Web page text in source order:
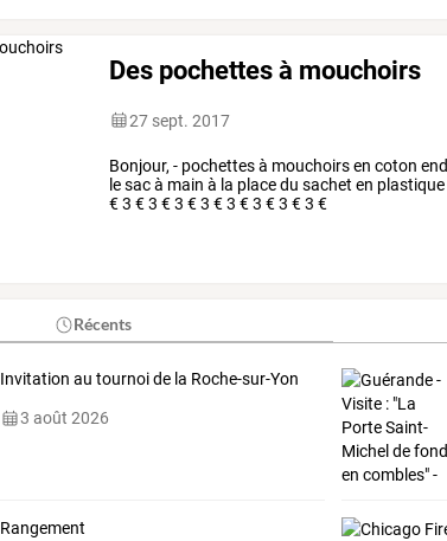
Des pochettes à mouchoirs
27 sept. 2017
Bonjour, - pochettes à mouchoirs en coton
le sac à main à la place du sachet en
€ 3 € 3 € 3 € 3 € 3 € 3 € 3 € 3 €
Récents
Invitation au tournoi de la Roche-sur-Yon
3 août 2026
Rangement